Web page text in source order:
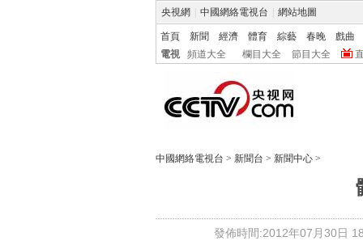
央視網 中國網絡電視台 網站地圖
首頁 新聞 經濟 體育 綜藝 春晚
戲曲
電視
頻道大全 欄目大全 節目大全
中國網絡電視台 > 新聞台 > 新聞中心 >
發佈時間:2012年07月30日